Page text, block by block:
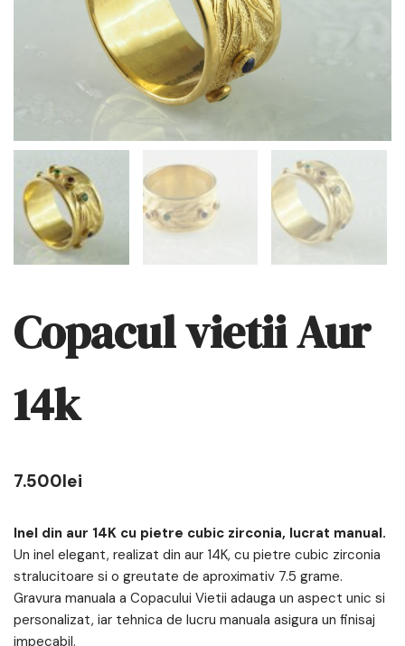
Copacul vietii Aur
14k
7.500lei
Inel din aur 14K cu pietre cubic zirconia, lucrat manual.
Un inel elegant, realizat din aur 14K, cu pietre cubic zirconia
stralucitoare si o greutate de aproximativ 7.5 grame.
Gravura manuala a Copacului Vietii adauga un aspect unic si
personalizat, iar tehnica de lucru manuala asigura un finisaj
impecabil.